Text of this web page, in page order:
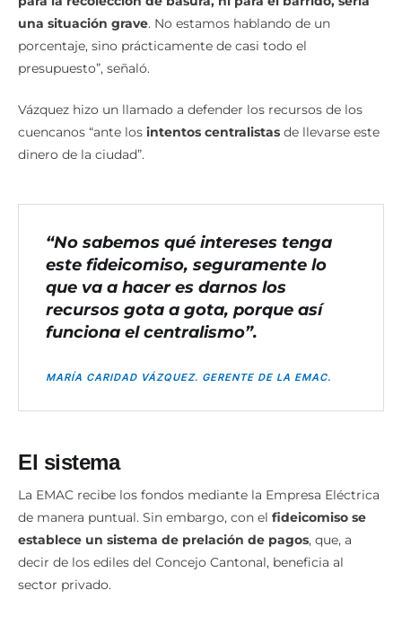
una situación grave. No estamos hablando de un
porcentaje, sino prácticamente de casi todo el
presupuesto”, señaló.
Vázquez hizo un llamado a defender los recursos de los
cuencanos “ante los intentos centralistas de llevarse este
dinero de la ciudad”.
“No sabemos qué intereses tenga
este fideicomiso, seguramente lo
que va a hacer es darnos los
recursos gota a gota, porque así
funciona el centralismo”.
MARÍA CARIDAD VÁZQUEZ. GERENTE DE LA EMAC.
El sistema
La EMAC recibe los fondos mediante la Empresa Eléctrica
de manera puntual. Sin embargo, con el fideicomiso se
establece un sistema de prelación de pagos, que, a
decir de los ediles del Concejo Cantonal, beneficia al
sector privado.